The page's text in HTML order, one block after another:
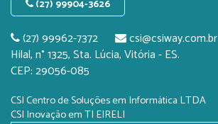
(27) 99904-3626
(27) 99962-7372 csi@csiway.com.br
Hilal, n° 1325, Sta. Lúcia, Vitória - ES.
CEP: 29056-085
CSI Centro de Soluções em Informática LTDA
CSI Inovação em TI EIRELI